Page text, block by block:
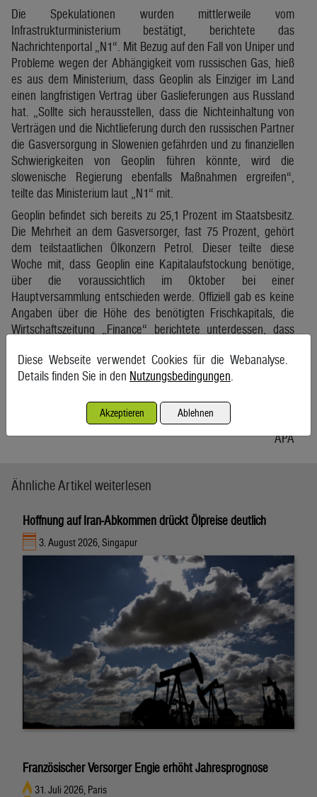
Die Spekulationen wurden mittlerweile vom
Infrastrukturministerium bestätigt, berichtete das
Nachrichtenportal „N1“. Mit Bezug auf den Fall von Uniper und
Probleme wegen der Abhängigkeit vom russischen Gas, hieß
es aus dem Ministerium, dass Geoplin als Einziger im Land
einen langfristigen Vertrag über Gaslieferungen aus Russland
hat. „Sollte sich herausstellen, dass die Nichteinhaltung von
Verträgen und die Nichtlieferung durch den russischen Partner
die Gasversorgung in Slowenien gefährden und zu finanziellen
Schwierigkeiten von Geoplin führen könnte, wird die
slowenische Regierung ebenfalls Maßnahmen ergreifen“,
teilte das Ministerium laut „N1“ mit.
Geoplin befindet sich bereits zu 25,1 Prozent im Staatsbesitz.
Die Mehrheit an dem Gasversorger, fast 75 Prozent, gehört
dem teilstaatlichen Ölkonzern Petrol. Dieser teilte diese
Woche mit, dass Geoplin eine Kapitalaufstockung benötige,
über die voraussichtlich im Oktober bei einer
Hauptversammlung entschieden werde. Offiziell gab es keine
Angaben über die Höhe des benötigten Frischkapitals, die
Wirtschaftszeitung „Finance“ berichtete unterdessen, dass
Geoplin, der 70 Prozent der slowenischen Gasversorgung
deckt, gehört zusammen mit Petrol zu den wenigen großen
Energieunternehmen, die sich nicht mehrheitlich im
Staatsbesitz befinden.
APA
Ähnliche Artikel weiterlesen
Hoffnung auf Iran-Abkommen drückt Ölpreise deutlich
3. August 2026, Singapur
Französischer Versorger Engie erhöht Jahresprognose
31. Juli 2026, Paris
Diese Webseite verwendet Cookies für die Webanalyse.
Details finden Sie in den Nutzungsbedingungen
Akzeptieren Ablehnen